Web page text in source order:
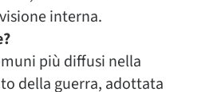
interna.
più diffusi nella
della guerra, adottata